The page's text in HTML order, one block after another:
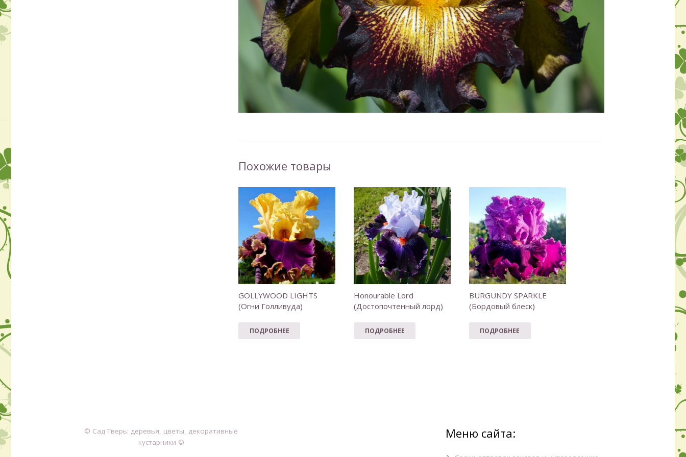
Похожие товары
GOLLYWOOD LIGHTS
(Огни Голливуда)
ПОДРОБНЕЕ
Honourable Lord
(Достопочтенный лорд)
ПОДРОБНЕЕ
BURGUNDY SPARKLE
(Бордовый блеск)
ПОДРОБНЕЕ
© Сад Тверь: деревья, цветы, декоративные
кустарники ©
Меню сайта: